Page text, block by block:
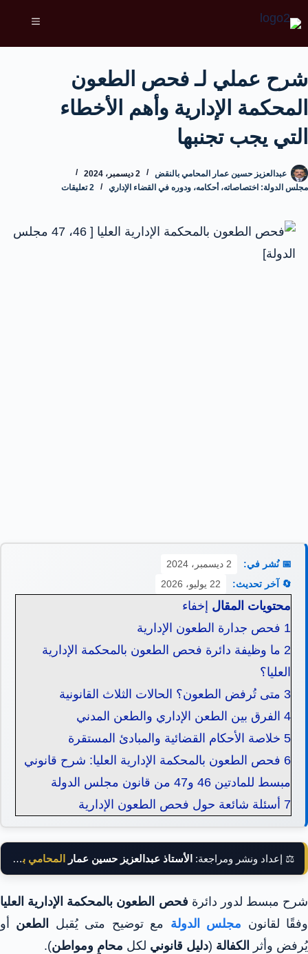
شرح عملي لـ فحص الطعون
المحكمة الإدارية وأهم الأخطاء
التي يجب تجنبها
عبدالعزيز حسين عمار المحامي بالنقض
2 ديسمبر، 2024
مجلس الدولة: اختصاصاته، أحكامه، ودوره في القضاء الإداري
2 تعليقات
📅 نُشر في:
2 ديسمبر، 2024
🔄 آخر تحديث:
22 يوليو، 2026
محتويات المقال إخفاء
1 فحص جدارة الطعون الإدارية
2 ما وظيفة دائرة فحص الطعون بالمحكمة الإدارية
العليا؟
3 متى تُرفض الطعون؟ الحالات الثلاث القانونية
4 الفرق بين الطعن الإداري والطعن المدني
5 خلاصة الأحكام القضائية والمبادئ المستقرة
6 فحص الطعون بالمحكمة الإدارية العليا: شرح قانوني
مبسط للمادتين 46 و47 من قانون مجلس الدولة
7 أسئلة شائعة حول فحص الطعون الإدارية
⚖️ إعداد ونشر ومراجعة: الأستاذ عبدالعزيز حسين عمار المحامي بالنقض
شرح مبسط لدور دائرة فحص الطعون بالمحكمة الإدارية العليا
وفقًا لقانون مجلس الدولة مع توضيح متى يُقبل الطعن أو
يُرفض وأثر
الكفالة (دليل قانوني لكل محامٍ ومواطن).